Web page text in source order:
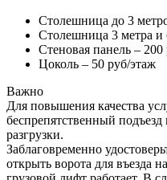
Столешница до 3
Столешница 3 метра и
Стеновая панель – 200
Цоколь – 50 руб/этаж
Важно
Для повышения качества
беспрепятственный
разгрузки.
Заблаговременно
открыть ворота для въезда